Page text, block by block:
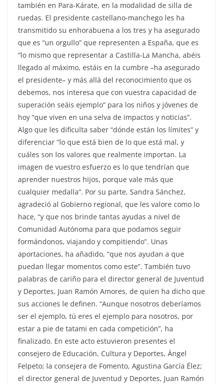
también en Para-Kárate, en la modalidad de silla de
ruedas. El presidente castellano-manchego les ha
transmitido su enhorabuena a los tres y ha asegurado
que es “un orgullo” que representen a España, que es
“lo mismo que representar a Castilla-La Mancha, abéis
llegado al máximo, estáis en la cumbre –ha asegurado
el presidente– y más allá del reconocimiento que os
debemos, nos interesa que con vuestra capacidad de
superación seáis ejemplo” para los niños y jóvenes de
hoy “que viven en una selva de impactos y noticias”.
Algo que les dificulta saber “dónde están los límites” y
diferenciar “lo que está bien de lo que está mal, y
cuáles son los valores que realmente importan. La
imagen de vuestro esfuerzo es lo que tendrían que
aprender nuestros hijos, porque vale más que
cualquier medalla”. Por su parte, Sandra Sánchez,
agradeció al Gobierno regional, que les valore como lo
hace, “y que nos brinde tantas ayudas a nivel de
Comunidad Autónoma para que podamos seguir
formándonos, viajando y compitiendo”. Unas
aportaciones, ha añadido, “que nos ayudan a que
puedan llegar momentos como este”. También tuvo
palabras de cariño para el director general de Juventud
y Deportes, Juan Ramón Amores, de quien ha dicho que
sus acciones le definen. “Aunque nosotros deberíamos
ser el ejemplo, tú eres el ejemplo para nosotros, por
estar a pie de tatami en cada competición”, ha
finalizado. En este acto estuvieron presentes el
consejero de Educación, Cultura y Deportes, Ángel
Felpeto; la consejera de Fomento, Agustina García Élez;
el director general de Juventud y Deportes, Juan Ramón